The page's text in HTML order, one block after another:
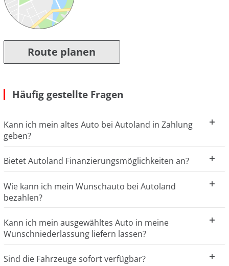
Route planen
Häufig gestellte Fragen
Kann ich mein altes Auto bei Autoland in Zahlung
geben?
Bietet Autoland Finanzierungsmöglichkeiten an?
Wie kann ich mein Wunschauto bei Autoland
bezahlen?
Kann ich mein ausgewähltes Auto in meine
Wunschniederlassung liefern lassen?
Sind die Fahrzeuge sofort verfügbar?